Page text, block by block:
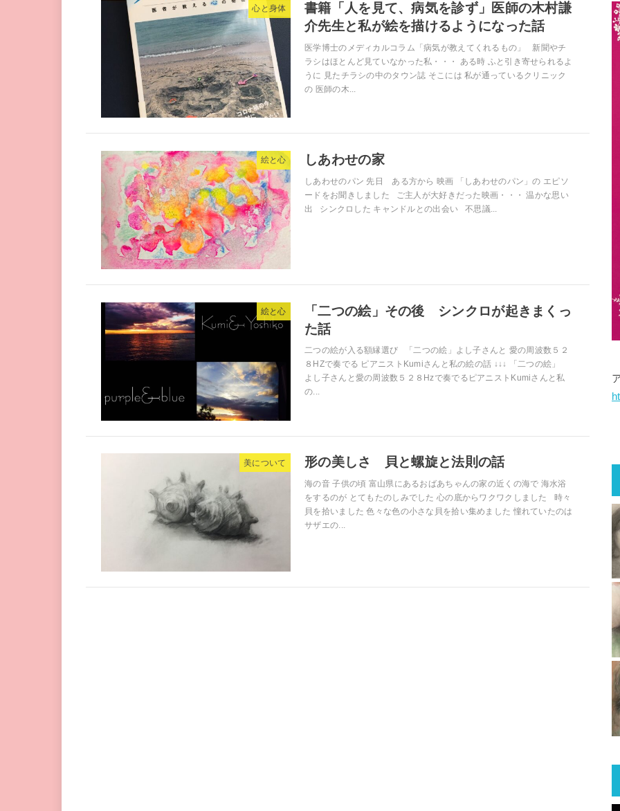
心と身体
書籍「人を見て、病気を診ず」医師の木村謙
介先生と私が絵を描けるようになった話
医学博士のメディカルコラム「病気が教えてくれるもの」 新聞やチ
ラシはほとんど見ていなかった私・・・ ある時 ふと引き寄せられるよ
うに 見たチラシの中のタウン誌 そこには 私が通っているクリニック
の 医師の木...
絵と心 しあわせの家
しあわせのパン 先日 ある方から 映画 「しあわせのパン」の エピソ
ードをお聞きしました ご主人が大好きだった映画・・・ 温かな思い
出 シンクロした キャンドルとの出会い 不思議...
絵と心
「二つの絵」その後 シンクロが起きまくっ
た話
二つの絵が入る額縁選び 「二つの絵」よし子さんと 愛の周波数５２
８HZで奏でる ピアニストKumiさんと私の絵の話 ↓↓↓ 「二つの絵」
よし子さんと愛の周波数５２８Hzで奏でるピアニストKumiさんと私
の...
美について 形の美しさ 貝と螺旋と法則の話
海の音 子供の頃 富山県にあるおばあちゃんの家の近くの海で 海水浴
をするのが とてもたのしみでした 心の底からワクワクしました 時々
貝を拾いました 色々な色の小さな貝を拾い集めました 憧れていたのは
サザエの...